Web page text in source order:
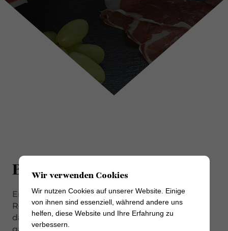
Beschreibung
Er reift langsam und natürlich in antiken
Reifekellern in der Region Parma. Dies sorgt
dafür, dass der 36 Monate alte Schinken seinen
Wir verwenden Cookies
Wir nutzen Cookies auf unserer Website. Einige
von ihnen sind essenziell, während andere uns
helfen, diese Website und Ihre Erfahrung zu
verbessern.